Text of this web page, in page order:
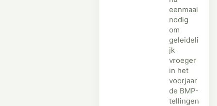
eenmaal
nodig
om
geleideli
jk
vroeger
in het
voorjaar
de BMP-
tellingen